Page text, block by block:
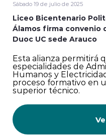
Sábado 19 de julio de 2025
Liceo Bicentenario
Álamos firma convenio
Duoc UC sede Arauco
Esta alianza permitirá
especialidades de
Humanos y
proceso formativo en
superior técnico.